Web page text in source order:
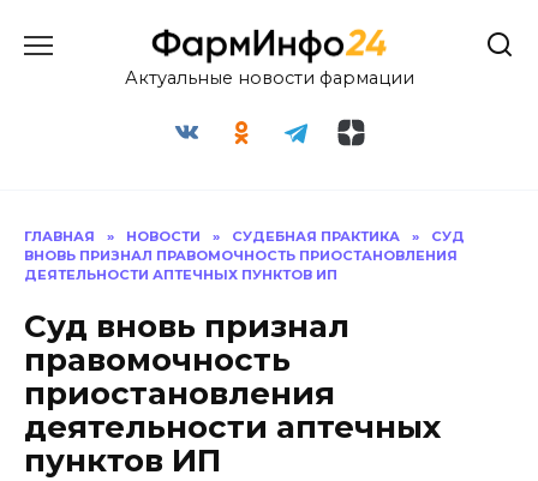
содержаниюАктуальные новости фармации
ГЛАВНАЯ » НОВОСТИ » СУДЕБНАЯ ПРАКТИКА »
СУД
ВНОВЬ ПРИЗНАЛ ПРАВОМОЧНОСТЬ ПРИОСТАНОВЛЕНИЯ
ДЕЯТЕЛЬНОСТИ АПТЕЧНЫХ ПУНКТОВ ИП
Суд вновь признал
правомочность
приостановления
деятельности аптечных
пунктов ИП